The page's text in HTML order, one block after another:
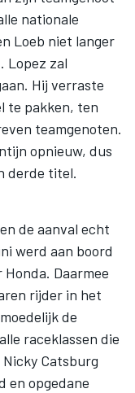
nationale
Loeb niet langer
Lopez zal
Hij verraste
te pakken, ten
teamgenoten.
opnieuw, dus
derde titel.
de aanval echt
werd aan boord
Daarmee
rijder in het
de
raceklassen die
Catsburg
en opgedane